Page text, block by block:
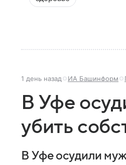
1 день назад ИА Башинформ
В Уфе
убить
В Уфе осудили